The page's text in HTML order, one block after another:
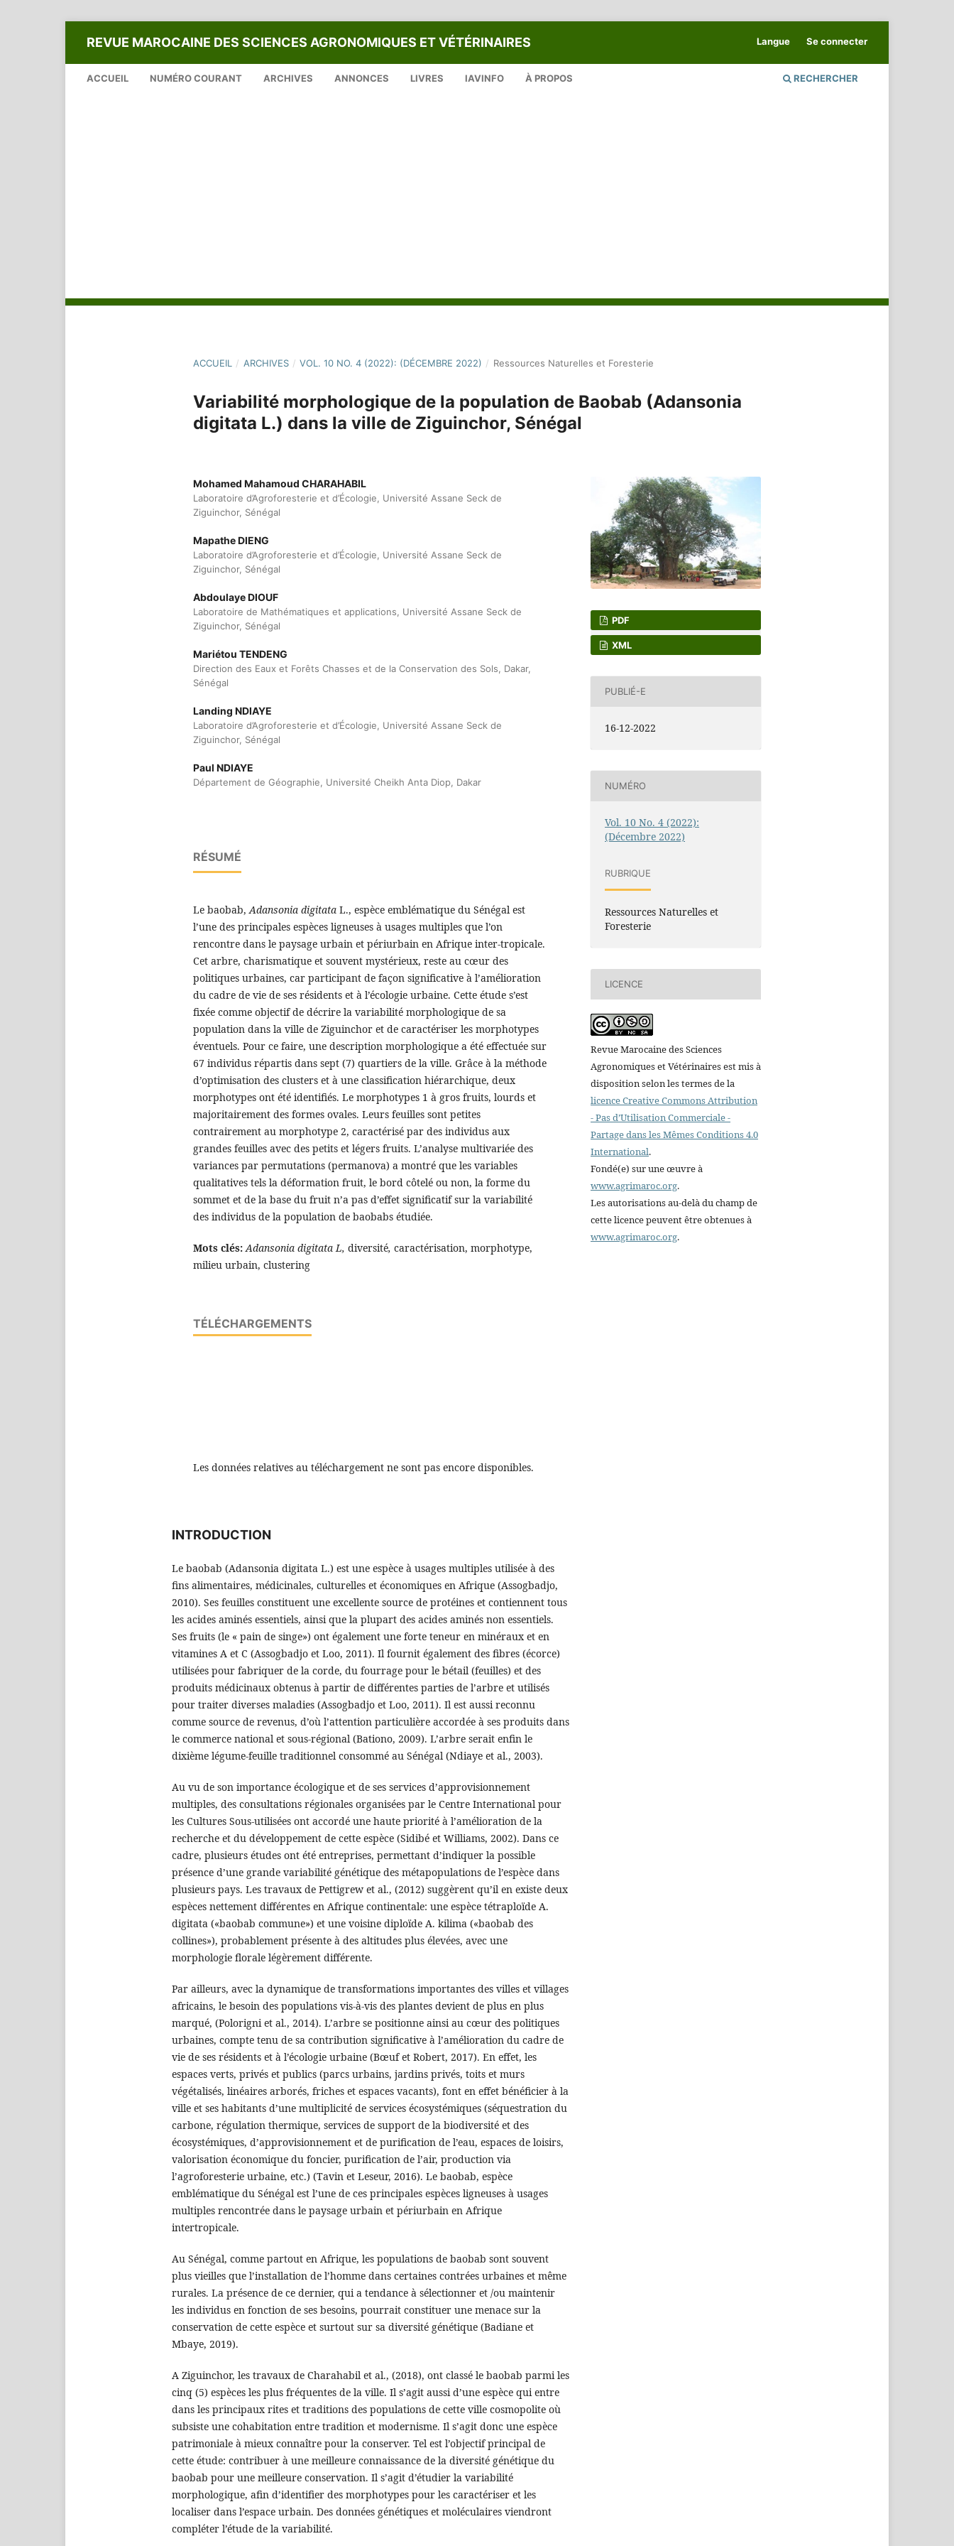
REVUE MAROCAINE DES SCIENCES AGRONOMIQUES ET VÉTÉRINAIRES
ACCUEIL NUMÉRO COURANT ARCHIVES ANNONCES LIVRES IAVINFO À PROPOS RECHERCHER
Langue Se connecter
ACCUEIL / ARCHIVES / VOL. 10 NO. 4 (2022): (DÉCEMBRE 2022) / Ressources Naturelles et Foresterie
Variabilité morphologique de la population de Baobab (Adansonia
digitata L.) dans la ville de Ziguinchor, Sénégal
Mohamed Mahamoud CHARAHABIL
Laboratoire d’Agroforesterie et d’Écologie, Université Assane Seck de
Ziguinchor, Sénégal
Mapathe DIENG
Laboratoire d’Agroforesterie et d’Écologie, Université Assane Seck de
Ziguinchor, Sénégal
Abdoulaye DIOUF
Laboratoire de Mathématiques et applications, Université Assane Seck de
Ziguinchor, Sénégal
Mariétou TENDENG
Direction des Eaux et Forêts Chasses et de la Conservation des Sols, Dakar,
Sénégal
Landing NDIAYE
Laboratoire d’Agroforesterie et d’Écologie, Université Assane Seck de
Ziguinchor, Sénégal
Paul NDIAYE
Département de Géographie, Université Cheikh Anta Diop, Dakar
RÉSUMÉ
Le baobab,Adansonia digitata L., espèce emblématique du Sénégal est
l’une des principales espèces ligneuses à usages multiples que l’on
rencontre dans le paysage urbain et périurbain en Afrique inter-tropicale.
Cet arbre, charismatique et souvent mystérieux, reste au cœur des
politiques urbaines, car participant de façon significative à l’amélioration
du cadre de vie de ses résidents et à l’écologie urbaine. Cette étude s’est
fixée comme objectif de décrire la variabilité morphologique de sa
population dans la ville de Ziguinchor et de caractériser les morphotypes
éventuels. Pour ce faire, une description morphologique a été effectuée sur
67 individus répartis dans sept (7) quartiers de la ville. Grâce à la méthode
d’optimisation des clusters et à une classification hiérarchique, deux
morphotypes ont été identifiés. Le morphotypes 1 à gros fruits, lourds et
majoritairement des formes ovales. Leurs feuilles sont petites
contrairement au morphotype 2, caractérisé par des individus aux
grandes feuilles avec des petits et légers fruits. L’analyse multivariée des
variances par permutations (permanova) a montré que les variables
qualitatives tels la déformation fruit, le bord côtelé ou non, la forme du
sommet et de la base du fruit n’a pas d’effet significatif sur la variabilité
des individus de la population de baobabs étudiée.
Mots clés:Adansonia digitata L, diversité, caractérisation, morphotype,
milieu urbain, clustering
TÉLÉCHARGEMENTS
Les données relatives au téléchargement ne sont pas encore disponibles.
INTRODUCTION
Le baobab (Adansonia digitata L.) est une espèce à usages multiples utilisée à des
fins alimentaires, médicinales, culturelles et économiques en Afrique (Assogbadjo,
2010). Ses feuilles constituent une excellente source de protéines et contiennent tous
les acides aminés essentiels, ainsi que la plupart des acides aminés non essentiels.
Ses fruits (le « pain de singe») ont également une forte teneur en minéraux et en
vitamines A et C (Assogbadjo et Loo, 2011). Il fournit également des fibres (écorce)
utilisées pour fabriquer de la corde, du fourrage pour le bétail (feuilles) et des
produits médicinaux obtenus à partir de différentes parties de l’arbre et utilisés
pour traiter diverses maladies (Assogbadjo et Loo, 2011). Il est aussi reconnu
comme source de revenus, d’où l’attention particulière accordée à ses produits dans
le commerce national et sous-régional (Bationo, 2009). L’arbre serait enfin le
dixième légume-feuille traditionnel consommé au Sénégal (Ndiaye et al., 2003).
Au vu de son importance écologique et de ses services d’approvisionnement
multiples, des consultations régionales organisées par le Centre International pour
les Cultures Sous-utilisées ont accordé une haute priorité à l’amélioration de la
recherche et du développement de cette espèce (Sidibé et Williams, 2002). Dans ce
cadre, plusieurs études ont été entreprises, permettant d’indiquer la possible
présence d’une grande variabilité génétique des métapopulations de l’espèce dans
plusieurs pays. Les travaux de Pettigrew et al., (2012) suggèrent qu’il en existe deux
espèces nettement différentes en Afrique continentale: une espèce tétraploïde A.
digitata («baobab commune») et une voisine diploïde A. kilima («baobab des
collines»), probablement présente à des altitudes plus élevées, avec une
morphologie florale légèrement différente.
Par ailleurs, avec la dynamique de transformations importantes des villes et villages
africains, le besoin des populations vis-à-vis des plantes devient de plus en plus
marqué, (Polorigni et al., 2014). L’arbre se positionne ainsi au cœur des politiques
urbaines, compte tenu de sa contribution significative à l’amélioration du cadre de
vie de ses résidents et à l’écologie urbaine (Bœuf et Robert, 2017). En effet, les
espaces verts, privés et publics (parcs urbains, jardins privés, toits et murs
végétalisés, linéaires arborés, friches et espaces vacants), font en effet bénéficier à la
ville et ses habitants d’une multiplicité de services écosystémiques (séquestration du
carbone, régulation thermique, services de support de la biodiversité et des
écosystémiques, d’approvisionnement et de purification de l’eau, espaces de loisirs,
valorisation économique du foncier, purification de l’air, production via
l’agroforesterie urbaine, etc.) (Tavin et Leseur, 2016). Le baobab, espèce
emblématique du Sénégal est l’une de ces principales espèces ligneuses à usages
multiples rencontrée dans le paysage urbain et périurbain en Afrique
intertropicale.
Au Sénégal, comme partout en Afrique, les populations de baobab sont souvent
plus vieilles que l’installation de l’homme dans certaines contrées urbaines et même
rurales. La présence de ce dernier, qui a tendance à sélectionner et /ou maintenir
les individus en fonction de ses besoins, pourrait constituer une menace sur la
conservation de cette espèce et surtout sur sa diversité génétique (Badiane et
Mbaye, 2019).
A Ziguinchor, les travaux de Charahabil et al., (2018), ont classé le baobab parmi les
cinq (5) espèces les plus fréquentes de la ville. Il s’agit aussi d’une espèce qui entre
dans les principaux rites et traditions des populations de cette ville cosmopolite où
subsiste une cohabitation entre tradition et modernisme. Il s’agit donc une espèce
patrimoniale à mieux connaître pour la conserver. Tel est l’objectif principal de
cette étude: contribuer à une meilleure connaissance de la diversité génétique du
baobab pour une meilleure conservation. Il s’agit d’étudier la variabilité
morphologique, afin d’identifier des morphotypes pour les caractériser et les
localiser dans l’espace urbain. Des données génétiques et moléculaires viendront
compléter l’étude de la variabilité.
PDF
XML
PUBLIÉ-E
16-12-2022
NUMÉRO
Vol. 10 No. 4 (2022):
(Décembre 2022)
RUBRIQUE
Ressources Naturelles et
Foresterie
LICENCE
Revue Marocaine des Sciences
Agronomiques et Vétérinaires est mis à
disposition selon les termes de la
licence Creative Commons Attribution
- Pas d’Utilisation Commerciale -
Partage dans les Mêmes Conditions 4.0
International.
Fondé(e) sur une œuvre à
www.agrimaroc.org.
Les autorisations au-delà du champ de
cette licence peuvent être obtenues à
www.agrimaroc.org.